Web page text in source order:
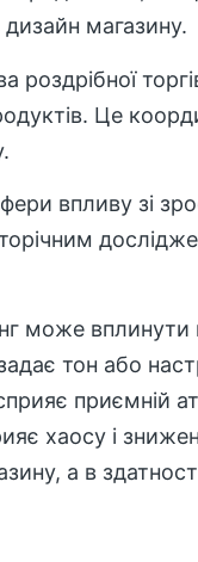
магазину.
Це
впливу зі
може
тон або
приємній
хаосу і
а в